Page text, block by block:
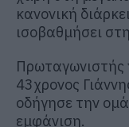
κανονική
ισοβαθμήσει
Πρωταγωνιστής
43χρονος
οδήγησε την
εμφάνιση.